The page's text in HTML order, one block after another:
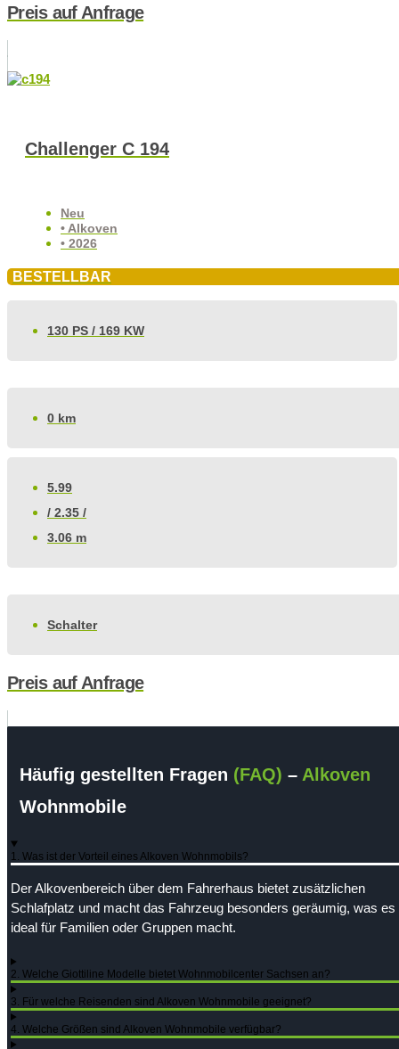
Preis auf Anfrage
Challenger C 194
Neu
• Alkoven
• 2026
BESTELLBAR
130 PS / 169 KW
0 km
5.99
/ 2.35 /
3.06 m
Schalter
Preis auf Anfrage
Häufig gestellten Fragen (FAQ) – Alkoven
Wohnmobile
1. Was ist der Vorteil eines Alkoven Wohnmobils?
Der Alkovenbereich über dem Fahrerhaus bietet zusätzlichen
Schlafplatz und macht das Fahrzeug besonders geräumig, was es
ideal für Familien oder Gruppen macht.
2. Welche Giottiline Modelle bietet Wohnmobilcenter Sachsen an?
3. Für welche Reisenden sind Alkoven Wohnmobile geeignet?
4. Welche Größen sind Alkoven Wohnmobile verfügbar?